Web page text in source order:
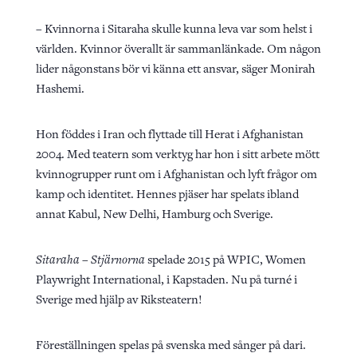
– Kvinnorna i Sitaraha skulle kunna leva var som helst i
världen. Kvinnor överallt är sammanlänkade. Om någon
lider någonstans bör vi känna ett ansvar, säger Monirah
Hashemi.
Hon föddes i Iran och flyttade till Herat i Afghanistan
2004. Med teatern som verktyg har hon i sitt arbete mött
kvinnogrupper runt om i Afghanistan och lyft frågor om
kamp och identitet. Hennes pjäser har spelats ibland
annat Kabul, New Delhi, Hamburg och Sverige.
Sitaraha – Stjärnorna spelade 2015 på WPIC, Women
Playwright International, i Kapstaden. Nu på turné i
Sverige med hjälp av Riksteatern!
Föreställningen spelas på svenska med sånger på dari.